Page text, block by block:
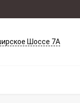
Шоссе 7А